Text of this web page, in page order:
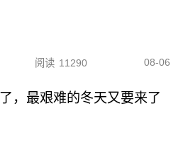
阅读 11290 08-06
，最艰难的冬天又要来了